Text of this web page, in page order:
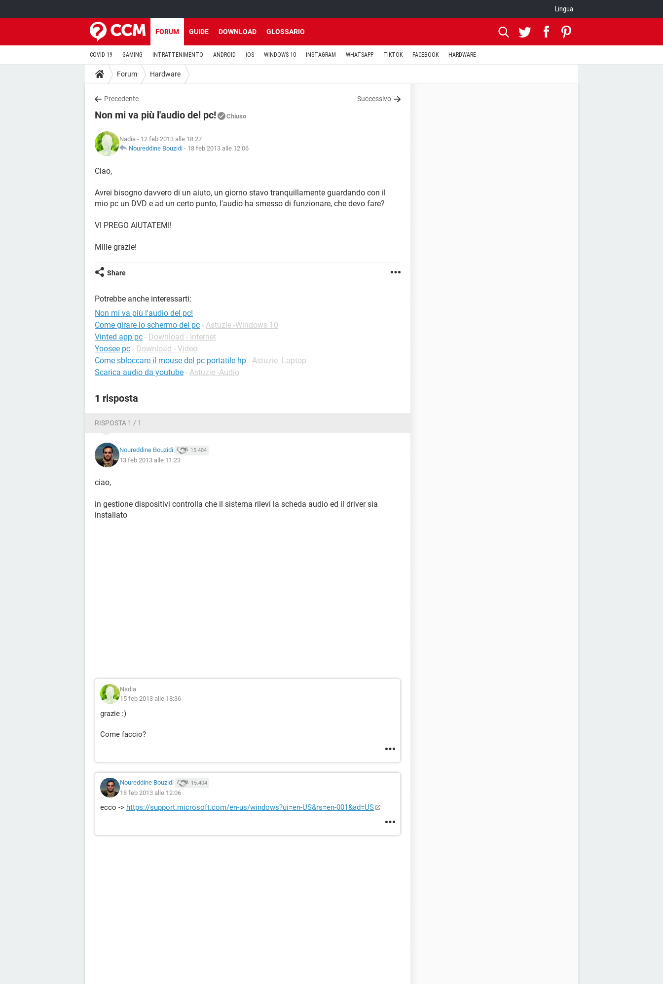
Lingua
FORUM GUIDE DOWNLOAD GLOSSARIO
COVID-19 GAMING INTRATTENIMENTO ANDROID iOS WINDOWS 10 INSTAGRAM WHATSAPP TIKTOK FACEBOOK HARDWARE
Forum Hardware
Precedente Successivo
Non mi va più l'audio del pc! Chiuso
Nadia - 12 feb 2013 alle 18:27
Noureddine Bouzidi - 18 feb 2013 alle 12:06
Ciao,
Avrei bisogno davvero di un aiuto, un giorno stavo tranquillamente guardando con il
mio pc un DVD e ad un certo punto, l'audio ha smesso di funzionare, che devo fare?
VI PREGO AIUTATEMI!
Mille grazie!
Share
Potrebbe anche interessarti:
Non mi va più l'audio del pc!
Come girare lo schermo del pc - Astuzie -Windows 10
Vinted app pc - Download - Internet
Yoosee pc - Download - Video
Come sbloccare il mouse del pc portatile hp - Astuzie -Laptop
Scarica audio da youtube - Astuzie -Audio
1 risposta
RISPOSTA 1 / 1
Noureddine Bouzidi 15.404
13 feb 2013 alle 11:23
ciao,
in gestione dispositivi controlla che il sistema rilevi la scheda audio ed il driver sia
installato
Nadia
15 feb 2013 alle 18:36
grazie :)
Come faccio?
Noureddine Bouzidi 15.404
18 feb 2013 alle 12:06
ecco -> https://support.microsoft.com/en-us/windows?ui=en-US&rs=en-001&ad=US